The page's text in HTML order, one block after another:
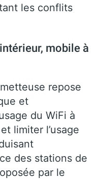
les conflits
mobile à
repose
et
du WiFi à
limiter l’usage
des stations de
par le